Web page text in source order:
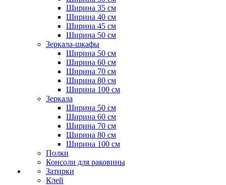
Ширина 35 см
Ширина 40 см
Ширина 45 см
Ширина 50 см
Зеркала-шкафы
Ширина 50 см
Ширина 60 см
Ширина 70 см
Ширина 80 см
Ширина 100 см
Зеркала
Ширина 50 см
Ширина 60 см
Ширина 70 см
Ширина 80 см
Ширина 100 см
Полки
Консоли для раковины
Затирки
Клей